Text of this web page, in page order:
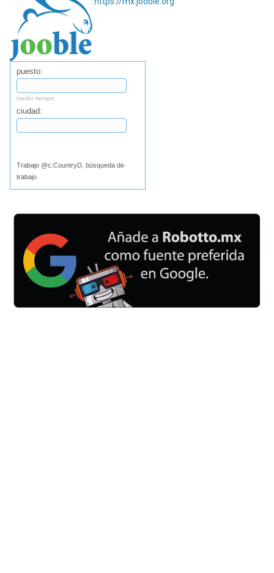
puesto:
medio tiempo
ciudad:
Trabajo @c:CountryD, búsqueda de
trabajo